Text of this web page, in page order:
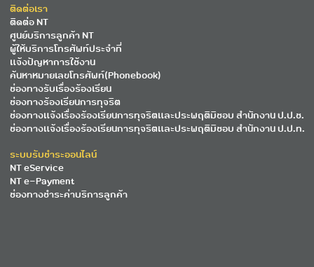
ติดต่อเรา
ติดต่อ NT
ศูนย์บริการลูกค้า NT
ผู้ให้บริการโทรศัพท์ประจำที่
แจ้งปัญหาการใช้งาน
ค้นหาหมายเลขโทรศัพท์(Phonebook)
ช่องทางรับเรื่องร้องเรียน
ช่องทางร้องเรียนการทุจริต
ช่องทางแจ้งเรื่องร้องเรียนการทุจริตและประพฤติมิชอบ สำนักงาน ป.ป.ช.
ช่องทางแจ้งเรื่องร้องเรียนการทุจริตและประพฤติมิชอบ สำนักงาน ป.ป.ท.
ระบบรับชำระออนไลน์
NT eService
NT e-Payment
ช่องทางชำระค่าบริการลูกค้า